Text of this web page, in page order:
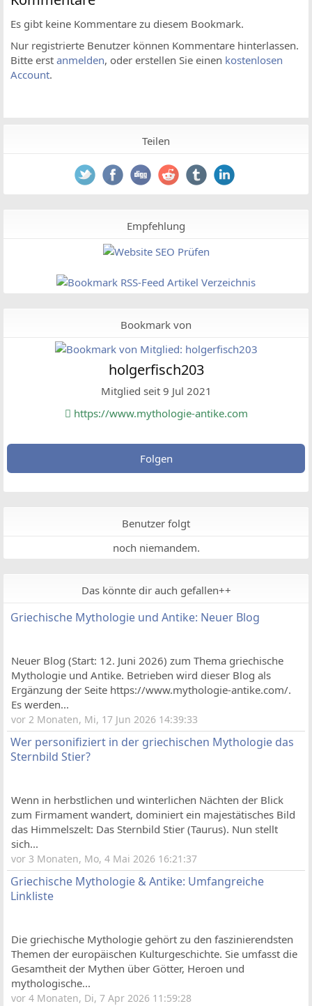
Es gibt keine Kommentare zu diesem Bookmark.
Nur registrierte Benutzer können Kommentare hinterlassen.
Bitte erst anmelden, oder erstellen Sie einen kostenlosen
Account.
Teilen
Empfehlung
Bookmark von
holgerfisch203
Mitglied seit 9 Jul 2021
https://www.mythologie-antike.com
Folgen
Benutzer folgt
noch niemandem.
Das könnte dir auch gefallen++
Griechische Mythologie und Antike: Neuer Blog
Neuer Blog (Start: 12. Juni 2026) zum Thema griechische
Mythologie und Antike. Betrieben wird dieser Blog als
Ergänzung der Seite https://www.mythologie-antike.com/.
Es werden...
vor 2 Monaten, Mi, 17 Jun 2026 14:39:33
Wer personifiziert in der griechischen Mythologie das
Sternbild Stier?
Wenn in herbstlichen und winterlichen Nächten der Blick
zum Firmament wandert, dominiert ein majestätisches Bild
das Himmelszelt: Das Sternbild Stier (Taurus). Nun stellt
sich...
vor 3 Monaten, Mo, 4 Mai 2026 16:21:37
Griechische Mythologie & Antike: Umfangreiche
Linkliste
Die griechische Mythologie gehört zu den faszinierendsten
Themen der europäischen Kulturgeschichte. Sie umfasst die
Gesamtheit der Mythen über Götter, Heroen und
mythologische...
vor 4 Monaten, Di, 7 Apr 2026 11:59:28